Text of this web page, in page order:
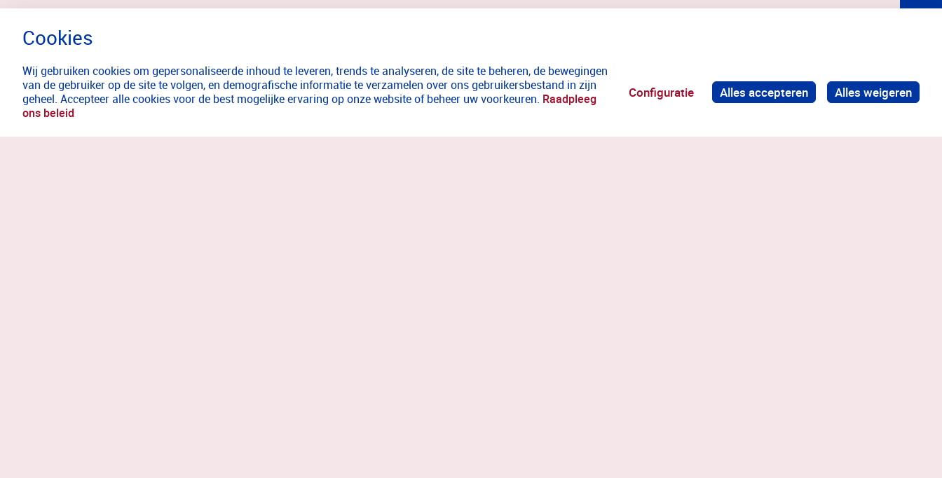
Wij gebruiken cookies om gepersonaliseerde inhoud te leveren, trends te analyseren, de site te beheren, de bewegingen
van de gebruiker op de site te volgen, en demografische informatie te verzamelen over ons gebruikersbestand in zijn
geheel. Accepteer alle cookies voor de best mogelijke ervaring op onze website of beheer uw voorkeuren. Raadpleeg
ons beleid
Configuratie Alles accepteren Alles weigeren